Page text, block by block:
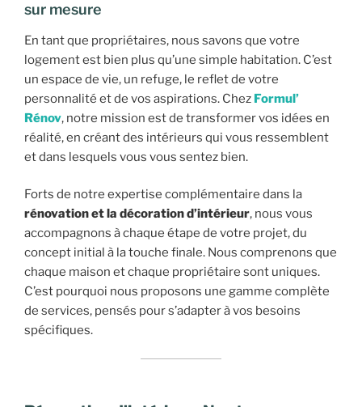
sur mesure
En tant que propriétaires, nous savons que votre
logement est bien plus qu’une simple habitation. C’est
un espace de vie, un refuge, le reflet de votre
personnalité et de vos aspirations. Chez Formul’
Rénov, notre mission est de transformer vos idées en
réalité, en créant des intérieurs qui vous ressemblent
et dans lesquels vous vous sentez bien.
Forts de notre expertise complémentaire dans la
rénovation et la décoration d’intérieur, nous vous
accompagnons à chaque étape de votre projet, du
concept initial à la touche finale. Nous comprenons que
chaque maison et chaque propriétaire sont uniques.
C’est pourquoi nous proposons une gamme complète
de services, pensés pour s’adapter à vos besoins
spécifiques.